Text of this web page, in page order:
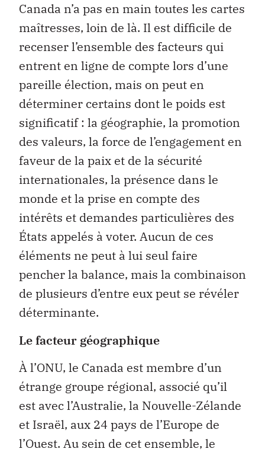
Canada n’a pas en main toutes les cartes
maîtresses, loin de là. Il est difficile de
recenser l’ensemble des facteurs qui
entrent en ligne de compte lors d’une
pareille élection, mais on peut en
déterminer certains dont le poids est
significatif : la géographie, la promotion
des valeurs, la force de l’engagement en
faveur de la paix et de la sécurité
internationales, la présence dans le
monde et la prise en compte des
intérêts et demandes particulières des
États appelés à voter. Aucun de ces
éléments ne peut à lui seul faire
pencher la balance, mais la combinaison
de plusieurs d’entre eux peut se révéler
déterminante.
Le facteur géographique
À l’ONU, le Canada est membre d’un
étrange groupe régional, associé qu’il
est avec l’Australie, la Nouvelle-Zélande
et Israël, aux 24 pays de l’Europe de
l’Ouest. Au sein de cet ensemble, le